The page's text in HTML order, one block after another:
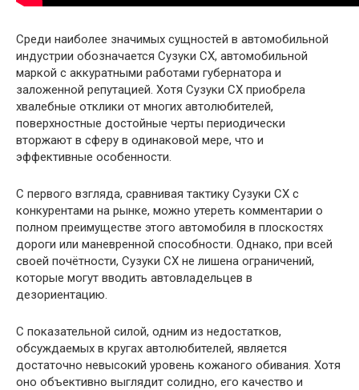
Среди наиболее значимых сущностей в автомобильной
индустрии обозначается Сузуки СХ, автомобильной
маркой с аккуратными работами губернатора и
заложенной репутацией. Хотя Сузуки СХ приобрела
хвалебные отклики от многих автолюбителей,
поверхностные достойные черты периодически
вторжают в сферу в одинаковой мере, что и
эффективные особенности.
С первого взгляда, сравнивая тактику Сузуки СХ с
конкурентами на рынке, можно утереть комментарии о
полном преимуществе этого автомобиля в плоскостях
дороги или маневренной способности. Однако, при всей
своей почётности, Сузуки СХ не лишена ограничений,
которые могут вводить автовладельцев в
дезориентацию.
С показательной силой, одним из недостатков,
обсуждаемых в кругах автолюбителей, является
достаточно невысокий уровень кожаного обивания. Хотя
оно объективно выглядит солидно, его качество и